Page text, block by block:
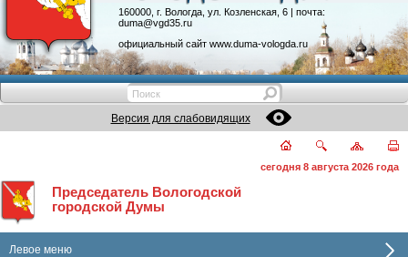
160000, г. Вологда, ул. Козленская, 6 | почта:
duma@vgd35.ru
официальный сайт www.duma-vologda.ru
Депутатские объединения
Версия для слабовидящих
сегодня 8 августа 2026 года
Председатель Вологодской
городской Думы
Левое меню